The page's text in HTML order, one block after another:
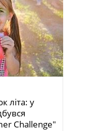
літа: у
Challenge"